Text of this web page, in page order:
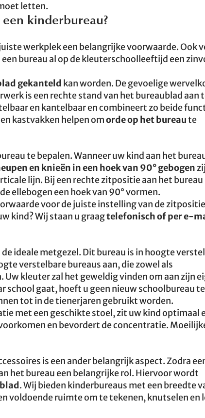
letten.
kinderbureau?
werkplek een belangrijke voorwaarde. Ook
bureau al op de kleuterschoolleeftijd een
gekanteld kan worden. De gevoelige
is een rechte stand van het bureaublad aan
en kantelbaar en combineert zo beide
kastvakken helpen omorde op het bureaute
te bepalen. Wanneer uw kind aan het
en knieën in een hoek van 90° gebogen
lijn. Bij een rechte zitpositie aan het bureau
ellebogen een hoek van 90° vormen.
voor de juiste instelling van de
kind? Wij staan u graagtelefonisch of per e-
de ideale metgezel. Dit bureau is in hoogte
verstelbare bureaus aan, die zowel als
kleuter zal het geweldig vinden om aan zijn
school gaat, hoeft u geen nieuw schoolbureau te
tot in de tienerjaren gebruikt worden.
met een geschikte stoel, zit uw kind optimaal
en bevordert de concentratie.
is een ander belangrijk aspect. Zodra
het bureau een belangrijke rol. Hiervoor wordt
. Wij bieden kinderbureaus met een breedte
voldoende ruimte om te tekenen, knutselen en